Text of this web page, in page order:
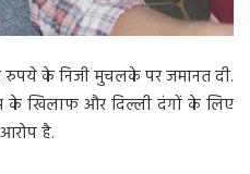
रुपये के निजी मुचलके पर जमानत दी.
के खिलाफ और दिल्ली दंगों के लिए
है.